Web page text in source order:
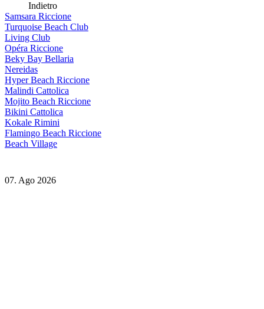
Indietro
Samsara Riccione
Turquoise Beach Club
Living Club
Opéra Riccione
Beky Bay Bellaria
Nereidas
Hyper Beach Riccione
Malindi Cattolica
Mojito Beach Riccione
Bikini Cattolica
Kokale Rimini
Flamingo Beach Riccione
Beach Village
07. Ago 2026